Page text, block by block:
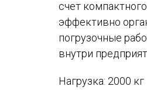
счет
эффективно
погрузочные
внутри
Нагрузка: 2000 кг